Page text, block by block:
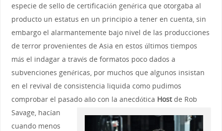
especie de sello de certificación genérica que otorgaba al
producto un estatus en un principio a tener en cuenta, sin
embargo el alarmantemente bajo nivel de las producciones
de terror provenientes de Asia en estos últimos tiempos
más el indagar a través de formatos poco dados a
subvenciones genéricas, por muchos que algunos insistan
en el revival de consistencia liquida como pudimos
comprobar el pasado año con la anecdótica Hostde Rob
Savage, hacían
cuando menos